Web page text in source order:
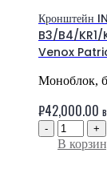
Кронштейн
B3/B4/
Venox
Моноблок,
₽42,000.00
- +
В